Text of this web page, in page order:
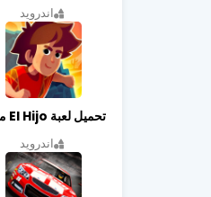
اندرويد
اندرويد